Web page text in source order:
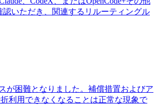
いただき、関連するリルーティングル
が困難となりました。補償措置およびア
利用できなくなることは正常な現象で